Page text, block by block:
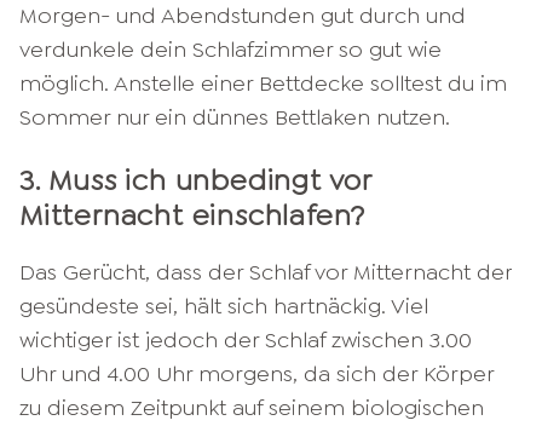
Morgen- und Abendstunden gut durch und
verdunkele dein Schlafzimmer so gut wie
möglich. Anstelle einer Bettdecke solltest du im
Sommer nur ein dünnes Bettlaken nutzen.
3. Muss ich unbedingt vor
Mitternacht einschlafen?
Das Gerücht, dass der Schlaf vor Mitternacht der
gesündeste sei, hält sich hartnäckig. Viel
wichtiger ist jedoch der Schlaf zwischen 3.00
Uhr und 4.00 Uhr morgens, da sich der Körper
zu diesem Zeitpunkt auf seinem biologischen